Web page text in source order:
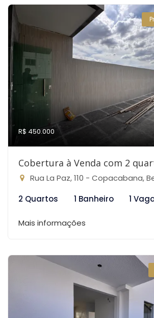
R$ 450.000
Cobertura à Venda com 2
Rua La Paz, 110 - Copacabana,
2 Quartos
1 Banheiro 1
Mais informações